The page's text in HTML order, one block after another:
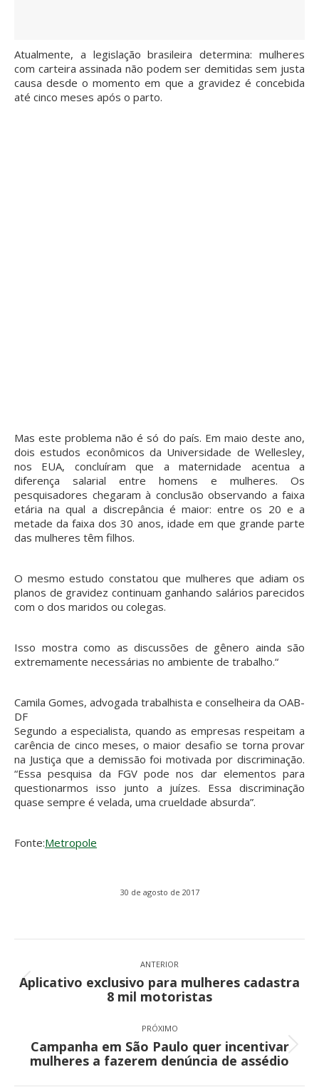
Atualmente, a legislação brasileira determina: mulheres
com carteira assinada não podem ser demitidas sem justa
causa desde o momento em que a gravidez é concebida
até cinco meses após o parto.
Mas este problema não é só do país. Em maio deste ano,
dois estudos econômicos da Universidade de Wellesley,
nos EUA, concluíram que a maternidade acentua a
diferença salarial entre homens e mulheres. Os
pesquisadores chegaram à conclusão observando a faixa
etária na qual a discrepância é maior: entre os 20 e a
metade da faixa dos 30 anos, idade em que grande parte
das mulheres têm filhos.
O mesmo estudo constatou que mulheres que adiam os
planos de gravidez continuam ganhando salários parecidos
com o dos maridos ou colegas.
Isso mostra como as discussões de gênero ainda são
extremamente necessárias no ambiente de trabalho.“
Camila Gomes, advogada trabalhista e conselheira da OAB-
DF
Segundo a especialista, quando as empresas respeitam a
carência de cinco meses, o maior desafio se torna provar
na Justiça que a demissão foi motivada por discriminação.
“Essa pesquisa da FGV pode nos dar elementos para
questionarmos isso junto a juízes. Essa discriminação
quase sempre é velada, uma crueldade absurda”.
Fonte:Metropole
30 de agosto de 2017
de
post:
ANTERIOR
Post
anterior:
Aplicativo exclusivo para mulheres cadastra
8 mil motoristas
PRÓXIMO
Próximo
post:
Campanha em São Paulo quer incentivar
mulheres a fazerem denúncia de assédio